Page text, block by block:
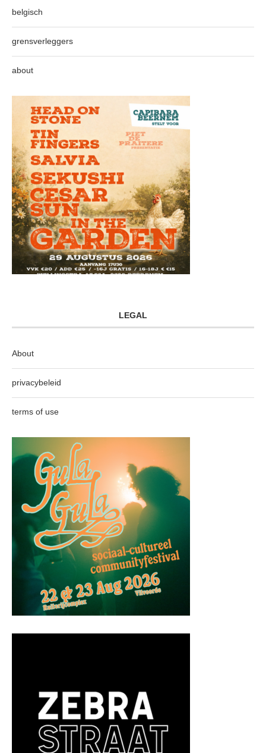
belgisch
grensverleggers
about
LEGAL
About
privacybeleid
terms of use